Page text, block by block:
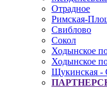
Отрадное
Римская-
Свиблово
Сокол
Ходынское
Ходынское
Щукинская -